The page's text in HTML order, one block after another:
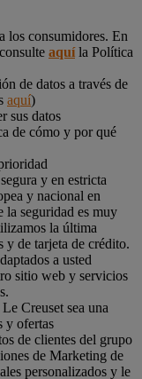
los consumidores. En
aquíla Política
de datos a través de
aquí)
sus datos
de cómo y por qué
y en estricta
y nacional en
la seguridad es muy
la última
y de tarjeta de crédito.
a usted
sitio web y servicios
Creuset sea una
y ofertas
de clientes del grupo
de Marketing de
personalizados y le